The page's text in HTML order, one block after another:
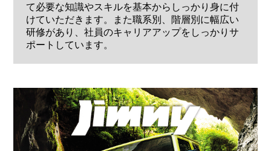
て必要な知識やスキルを基本からしっかり身に付
けていただきます。また職系別、階層別に幅広い
研修があり、社員のキャリアアップをしっかりサ
ポートしています。